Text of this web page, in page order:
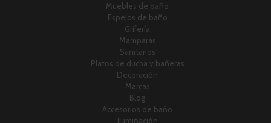
Muebles de baño
Espejos de baño
Grifería
Mamparas
Sanitarios
Platos de ducha y bañeras
Decoración
Marcas
Blog
Accesorios de baño
Iluminación